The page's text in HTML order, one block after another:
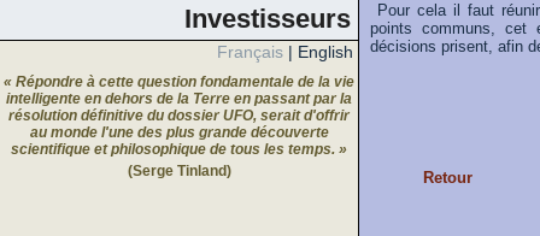
Investisseurs
Français | English
« Répondre à cette question fondamentale de la vie
intelligente en dehors de la Terre en passant par la
résolution définitive du dossier UFO, serait d'offrir
au monde l'une des plus grande découverte
scientifique et philosophique de tous les temps. »
(Serge Tinland)
Pour cela il faut
points communs, cet
décisions prisent, afin
Retour